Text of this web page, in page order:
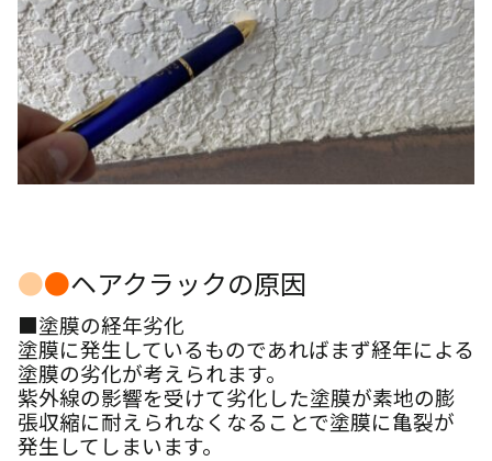
●●ヘアクラックの原因
■塗膜の経年劣化
塗膜に発生しているものであればまず経年による
塗膜の劣化が考えられます。
紫外線の影響を受けて劣化した塗膜が素地の膨
張収縮に耐えられなくなることで塗膜に亀裂が
発生してしまいます。